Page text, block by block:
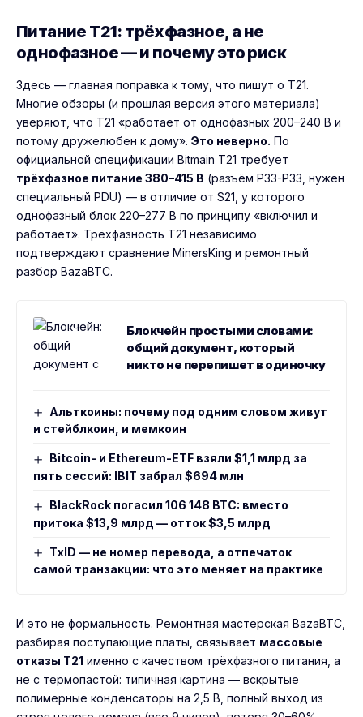
Питание T21: трёхфазное, а не
однофазное — и почему это риск
Здесь — главная поправка к тому, что пишут о T21.
Многие обзоры (и прошлая версия этого материала)
уверяют, что T21 «работает от однофазных 200–240 В и
потому дружелюбен к дому». Это неверно. По
официальной спецификации Bitmain T21 требует
трёхфазное питание 380–415 В (разъём P33-P33, нужен
специальный PDU) — в отличие от S21, у которого
однофазный блок 220–277 В по принципу «включил и
работает». Трёхфазность T21 независимо
подтверждают сравнение MinersKing и ремонтный
разбор BazaBTC.
Блокчейн простыми словами:
общий документ, который
никто не перепишет в одиночку
Альткоины: почему под одним словом живут
и стейблкоин, и мемкоин
Bitcoin- и Ethereum-ETF взяли $1,1 млрд за
пять сессий: IBIT забрал $694 млн
BlackRock погасил 106 148 BTC: вместо
притока $13,9 млрд — отток $3,5 млрд
TxID — не номер перевода, а отпечаток
самой транзакции: что это меняет на практике
И это не формальность. Ремонтная мастерская BazaBTC,
разбирая поступающие платы, связывает массовые
отказы T21 именно с качеством трёхфазного питания, а
не с термопастой: типичная картина — вскрытые
полимерные конденсаторы на 2,5 В, полный выход из